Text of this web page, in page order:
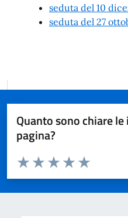
seduta del 10
seduta del 27
Quanto sono chiare
pagina?
Valuta da 1 a 5 stelle la pagina
Valuta 5
Valuta 4 stelle
Valuta 3 stelle su 5
Valuta 2 stelle su 5
Valuta 1 stelle su 5